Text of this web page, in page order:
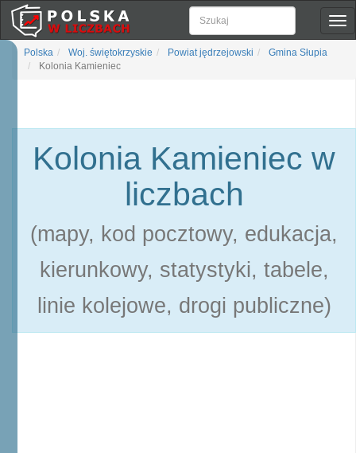
Polska Woj. świętokrzyskie Powiat jędrzejowski
Gmina Słupia
Kolonia Kamieniec
Kolonia Kamieniec w
liczbach
(mapy, kod pocztowy, edukacja,
kierunkowy, statystyki, tabele,
linie kolejowe, drogi publiczne)